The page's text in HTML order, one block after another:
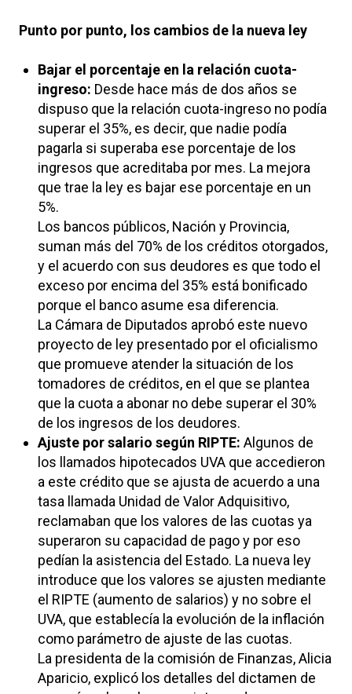
Punto por punto, los cambios de la nueva ley
Bajar el porcentaje en la relación cuota-
ingreso: Desde hace más de dos años se
dispuso que la relación cuota-ingreso no podía
superar el 35%, es decir, que nadie podía
pagarla si superaba ese porcentaje de los
ingresos que acreditaba por mes. La mejora
que trae la ley es bajar ese porcentaje en un
5%.
Los bancos públicos, Nación y Provincia,
suman más del 70% de los créditos otorgados,
y el acuerdo con sus deudores es que todo el
exceso por encima del 35% está bonificado
porque el banco asume esa diferencia.
La Cámara de Diputados aprobó este nuevo
proyecto de ley presentado por el oficialismo
que promueve atender la situación de los
tomadores de créditos, en el que se plantea
que la cuota a abonar no debe superar el 30%
de los ingresos de los deudores.
Ajuste por salario según RIPTE: Algunos de
los llamados hipotecados UVA que accedieron
a este crédito que se ajusta de acuerdo a una
tasa llamada Unidad de Valor Adquisitivo,
reclamaban que los valores de las cuotas ya
superaron su capacidad de pago y por eso
pedían la asistencia del Estado. La nueva ley
introduce que los valores se ajusten mediante
el RIPTE (aumento de salarios) y no sobre el
UVA, que establecía la evolución de la inflación
como parámetro de ajuste de las cuotas.
La presidenta de la comisión de Finanzas, Alicia
Aparicio, explicó los detalles del dictamen de